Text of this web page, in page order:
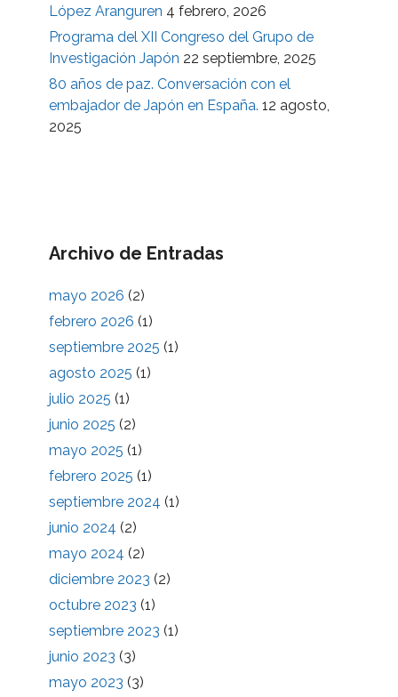
López Aranguren 4 febrero, 2026
Programa del XII Congreso del Grupo de
Investigación Japón 22 septiembre, 2025
80 años de paz. Conversación con el
embajador de Japón en España. 12 agosto,
2025
Archivo de Entradas
mayo 2026 (2)
febrero 2026 (1)
septiembre 2025 (1)
agosto 2025 (1)
julio 2025 (1)
junio 2025 (2)
mayo 2025 (1)
febrero 2025 (1)
septiembre 2024 (1)
junio 2024 (2)
mayo 2024 (2)
diciembre 2023 (2)
octubre 2023 (1)
septiembre 2023 (1)
junio 2023 (3)
mayo 2023 (3)